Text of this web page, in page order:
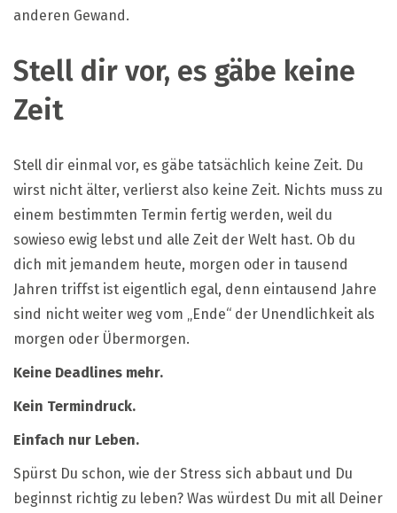
anderen Gewand.
Stell dir vor, es gäbe keine
Zeit
Stell dir einmal vor, es gäbe tatsächlich keine Zeit. Du
wirst nicht älter, verlierst also keine Zeit. Nichts muss zu
einem bestimmten Termin fertig werden, weil du
sowieso ewig lebst und alle Zeit der Welt hast. Ob du
dich mit jemandem heute, morgen oder in tausend
Jahren triffst ist eigentlich egal, denn eintausend Jahre
sind nicht weiter weg vom „Ende“ der Unendlichkeit als
morgen oder Übermorgen.
Keine Deadlines mehr.
Kein Termindruck.
Einfach nur Leben.
Spürst Du schon, wie der Stress sich abbaut und Du
beginnst richtig zu leben? Was würdest Du mit all Deiner